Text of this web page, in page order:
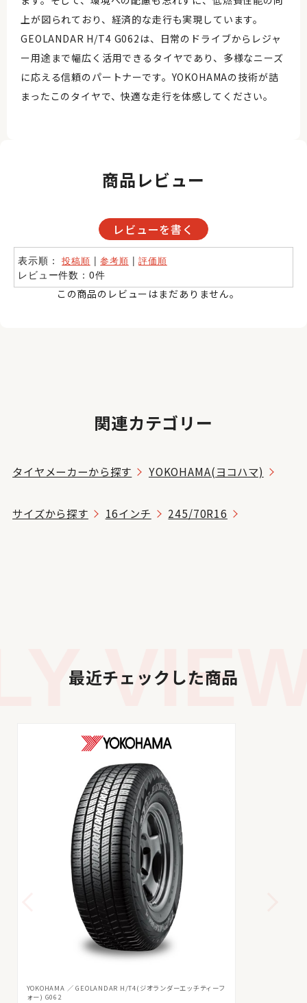
上が図られており、経済的な走行も実現しています。
GEOLANDAR H/T4 G062は、日常のドライブからレジャ
ー用途まで幅広く活用できるタイヤであり、多様なニーズ
に応える信頼のパートナーです。YOKOHAMAの技術が詰
まったこのタイヤで、快適な走行を体感してください。
商品レビュー
レビューを書く
表示順：投稿順 |参考順 |評価順
レビュー件数：0件
この商品のレビューはまだありません。
関連カテゴリー
タイヤメーカーから探す YOKOHAMA(ヨコハマ)
サイズから探す 16インチ 245/70R16
最近チェックした商品
YOKOHAMA
GEOLANDAR H/T4(ジオランダーエッチティーフ
ォー) G062